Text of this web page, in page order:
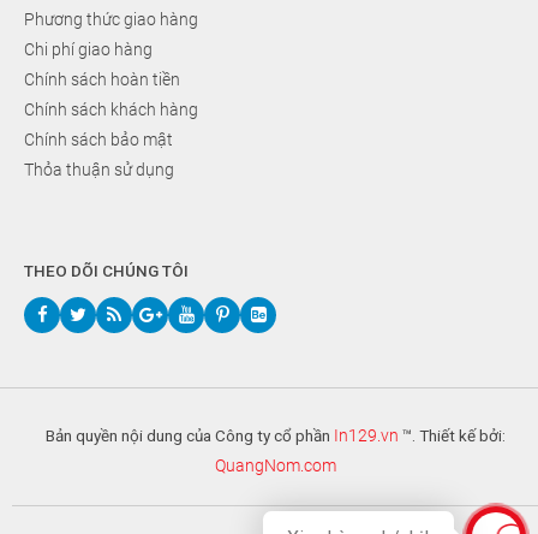
Phương thức giao hàng
Chi phí giao hàng
Chính sách hoàn tiền
Chính sách khách hàng
Chính sách bảo mật
Thỏa thuận sử dụng
THEO DÕI CHÚNG TÔI
Bản quyền nội dung của Công ty cổ phần In129.vn ™. Thiết kế bởi:
QuangNom.com